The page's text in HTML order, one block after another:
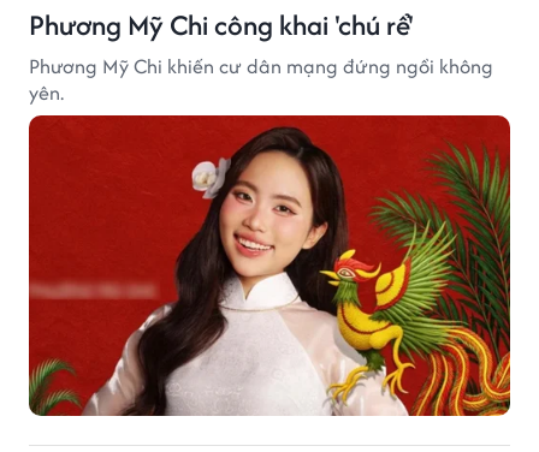
Phương Mỹ Chi công khai 'chú rể'
Phương Mỹ Chi khiến cư dân mạng đứng ngồi không
yên.